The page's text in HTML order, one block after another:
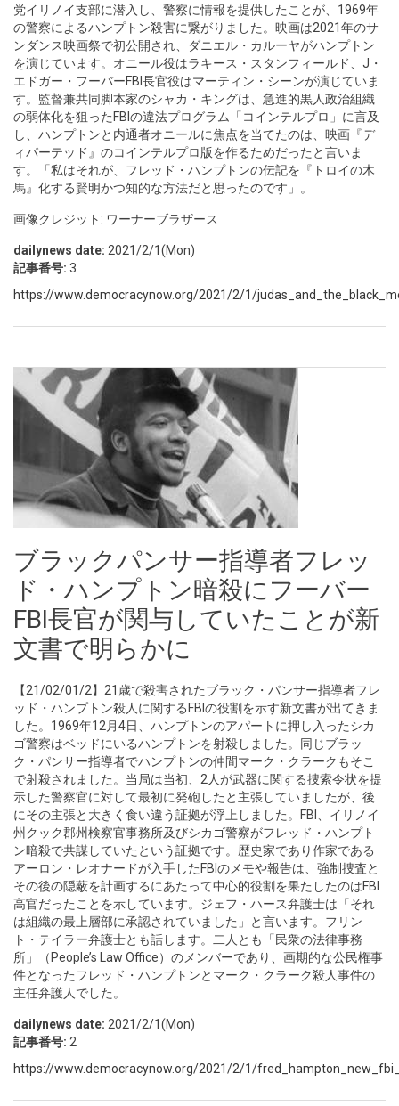
党イリノイ支部に潜入し、警察に情報を提供したことが、1969年
の警察によるハンプトン殺害に繋がりました。映画は2021年のサ
ンダンス映画祭で初公開され、ダニエル・カルーヤがハンプトン
を演じています。オニール役はラキース・スタンフィールド、J・
エドガー・フーバーFBI長官役はマーティン・シーンが演じていま
す。監督兼共同脚本家のシャカ・キングは、急進的黒人政治組織
の弱体化を狙ったFBIの違法プログラム「コインテルプロ」に言及
し、ハンプトンと内通者オニールに焦点を当てたのは、映画『デ
ィパーテッド』のコインテルプロ版を作るためだったと言いま
す。「私はそれが、フレッド・ハンプトンの伝記を『トロイの木
馬』化する賢明かつ知的な方法だと思ったのです」。
画像クレジット: ワーナーブラザース
dailynews date: 2021/2/1(Mon)
記事番号: 3
https://www.democracynow.org/2021/2/1/
ブラックパンサー指導者フレッ
ド・ハンプトン暗殺にフーバー
FBI長官が関与していたことが新
文書で明らかに
【21/02/01/2】21歳で殺害されたブラック・パンサー指導者フレ
ッド・ハンプトン殺人に関するFBIの役割を示す新文書が出てきま
した。1969年12月4日、ハンプトンのアパートに押し入ったシカ
ゴ警察はベッドにいるハンプトンを射殺しました。同じブラッ
ク・パンサー指導者でハンプトンの仲間マーク・クラークもそこ
で射殺されました。当局は当初、2人が武器に関する捜索令状を提
示した警察官に対して最初に発砲したと主張していましたが、後
にその主張と大きく食い違う証拠が浮上しました。FBI、イリノイ
州クック郡州検察官事務所及びシカゴ警察がフレッド・ハンプト
ン暗殺で共謀していたという証拠です。歴史家であり作家である
アーロン・レオナードが入手したFBIのメモや報告は、強制捜査と
その後の隠蔽を計画するにあたって中心的役割を果たしたのはFBI
高官だったことを示しています。ジェフ・ハース弁護士は「それ
は組織の最上層部に承認されていました」と言います。フリン
ト・テイラー弁護士とも話します。二人とも「民衆の法律事務
所」（People’s Law Office）のメンバーであり、画期的な公民権事
件となったフレッド・ハンプトンとマーク・クラーク殺人事件の
主任弁護人でした。
dailynews date: 2021/2/1(Mon)
記事番号: 2
https://www.democracynow.org/2021/2/1/